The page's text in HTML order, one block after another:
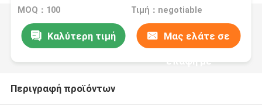
MOQ：100 Τιμή：negotiable
Καλύτερη τιμή Μας ελάτε σε
επαφή με
Περιγραφή προϊόντων